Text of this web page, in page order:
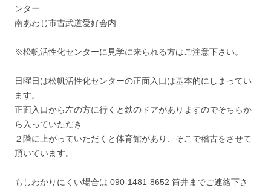
ンター
南あわじ市古武道愛好会内
※松帆活性化センターに見学に来られる方はご注意下さい。
日曜日は松帆活性化センターの正面入口は基本的にしまってい
ます。
正面入口から左の方に行くと鉄のドアがありますのでそちらか
ら入っていただき
２階に上がっていただくと体育館があり、そこで稽古をさせて
頂いています。
もしわかりにくい場合は 090-1481-8652 筒井までご連絡下さ